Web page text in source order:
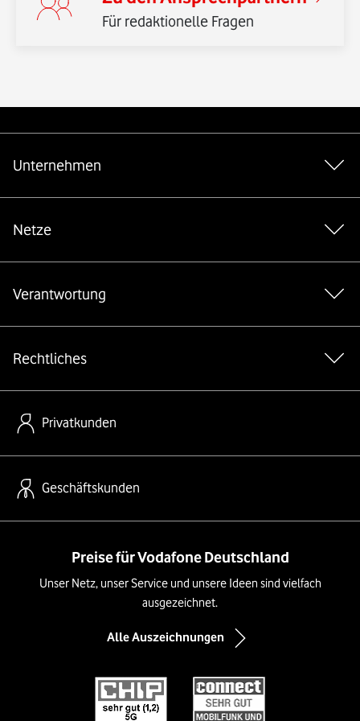
Für redaktionelle Fragen
Unternehmen
Netze
Verantwortung
Rechtliches
Privatkunden
Geschäftskunden
Preise für Vodafone Deutschland
Unser Netz, unser Service und unsere Ideen sind vielfach
ausgezeichnet.
Alle Auszeichnungen